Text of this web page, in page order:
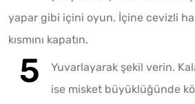
yapar gibi içini oyun. İçine cevizli
kısmını kapatın.
Yuvarlayarak şekil verin.
ise misket büyüklüğünde